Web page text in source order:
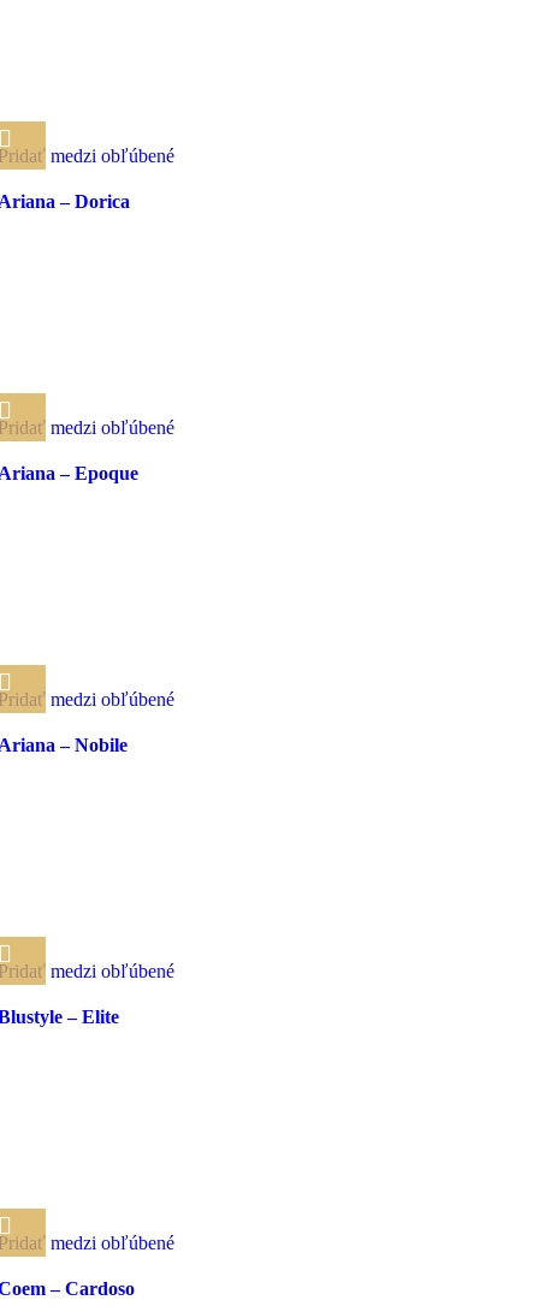
medzi obľúbené
– Dorica
medzi obľúbené
– Epoque
medzi obľúbené
– Nobile
medzi obľúbené
– Elite
medzi obľúbené
– Cardoso